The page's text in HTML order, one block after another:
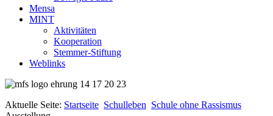
Mensa
MINT
Aktivitäten
Kooperation
Stemmer-Stiftung
Weblinks
Aktuelle Seite: Startseite Schulleben Schule ohne Rassismus